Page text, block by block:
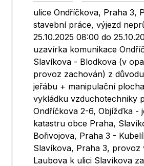
ulice Ondříčkova, Praha 3,
stavební práce, výjezd
25.10.2025 08:00 do
uzavírka komunikace
Slavíkova - Blodkova (v
provoz zachován) z
jeřábu + manipulační
vykládku vzduchotechniky
Ondříčkova 2-6, Objížďka -
katastru obce Praha,
Bořivojova, Praha 3 -
Slavíkova, Praha 3, provoz
Laubova k ulici Slavíkova